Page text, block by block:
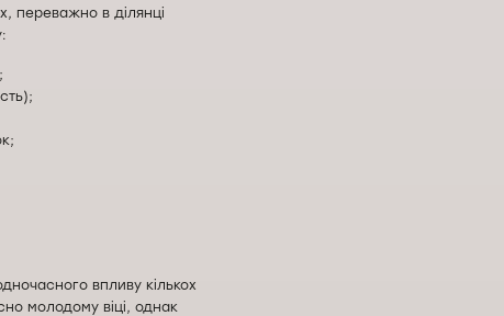
переважно в ділянці
впливу кількох
молодому віці, однак